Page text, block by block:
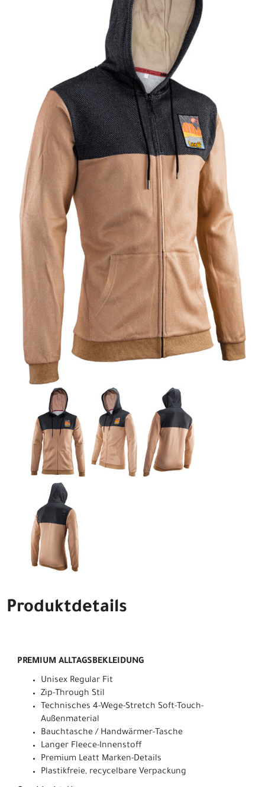
Produktdetails
PREMIUM ALLTAGSBEKLEIDUNG
Unisex Regular Fit
Zip-Through Stil
Technisches 4-Wege-Stretch Soft-Touch-
Außenmaterial
Bauchtasche / Handwärmer-Tasche
Langer Fleece-Innenstoff
Premium Leatt Marken-Details
Plastikfreie, recycelbare Verpackung